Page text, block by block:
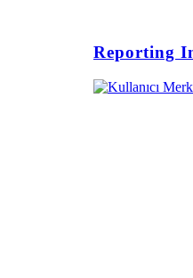
Reporting